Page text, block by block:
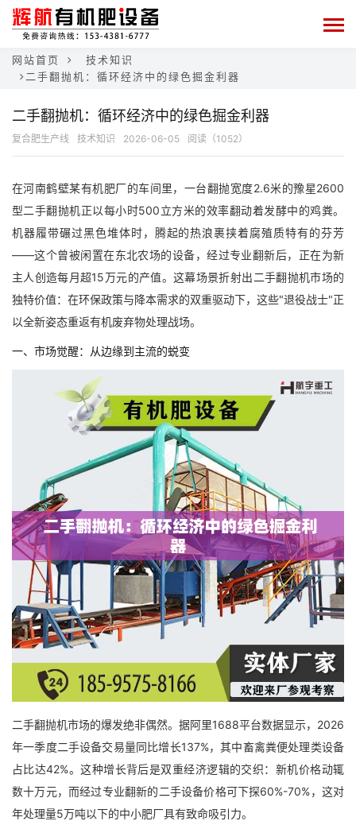
网站首页
技术知识
二手翻抛机：循环经济中的绿色掘金利器
二手翻抛机：循环经济中的绿色掘金利器
复合肥生产线 技术知识 2026-06-05 阅读（1052）
在河南鹤壁某有机肥厂的车间里，一台翻抛宽度2.6米的豫星2600
型二手翻抛机正以每小时500立方米的效率翻动着发酵中的鸡粪。
机器履带碾过黑色堆体时，腾起的热浪裹挟着腐殖质特有的芬芳
——这个曾被闲置在东北农场的设备，经过专业翻新后，正在为新
主人创造每月超15万元的产值。这幕场景折射出二手翻抛机市场的
独特价值：在环保政策与降本需求的双重驱动下，这些"退役战士"正
以全新姿态重返有机废弃物处理战场。
一、市场觉醒：从边缘到主流的蜕变
二手翻抛机市场的爆发绝非偶然。据阿里1688平台数据显示，2026
年一季度二手设备交易量同比增长137%，其中畜禽粪便处理类设备
占比达42%。这种增长背后是双重经济逻辑的交织：新机价格动辄
数十万元，而经过专业翻新的二手设备价格可下探60%-70%，这对
年处理量5万吨以下的中小肥厂具有致命吸引力。